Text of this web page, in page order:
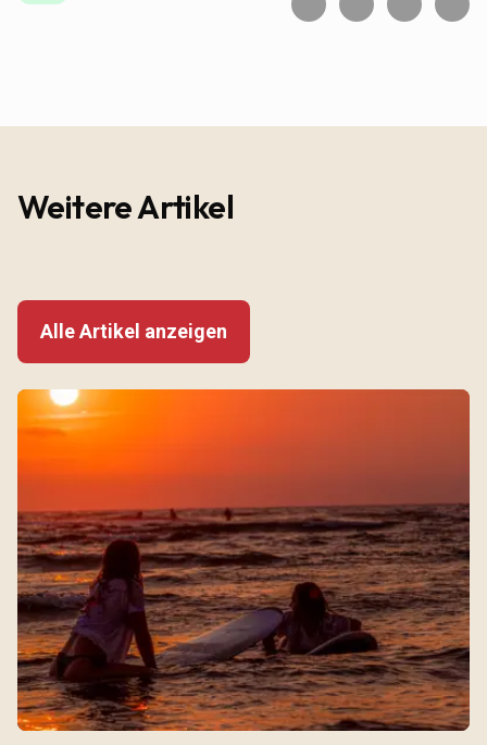
Weitere Artikel
Alle Artikel anzeigen